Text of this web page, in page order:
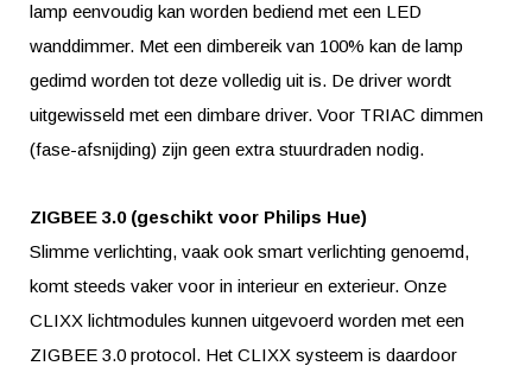
lamp eenvoudig kan worden bediend met een LED
wanddimmer. Met een dimbereik van 100% kan de lamp
gedimd worden tot deze volledig uit is. De driver wordt
uitgewisseld met een dimbare driver. Voor TRIAC dimmen
(fase-afsnijding) zijn geen extra stuurdraden nodig.
ZIGBEE 3.0 (geschikt voor Philips Hue)
Slimme verlichting, vaak ook smart verlichting genoemd,
komt steeds vaker voor in interieur en exterieur. Onze
CLIXX lichtmodules kunnen uitgevoerd worden met een
ZIGBEE 3.0 protocol. Het CLIXX systeem is daardoor